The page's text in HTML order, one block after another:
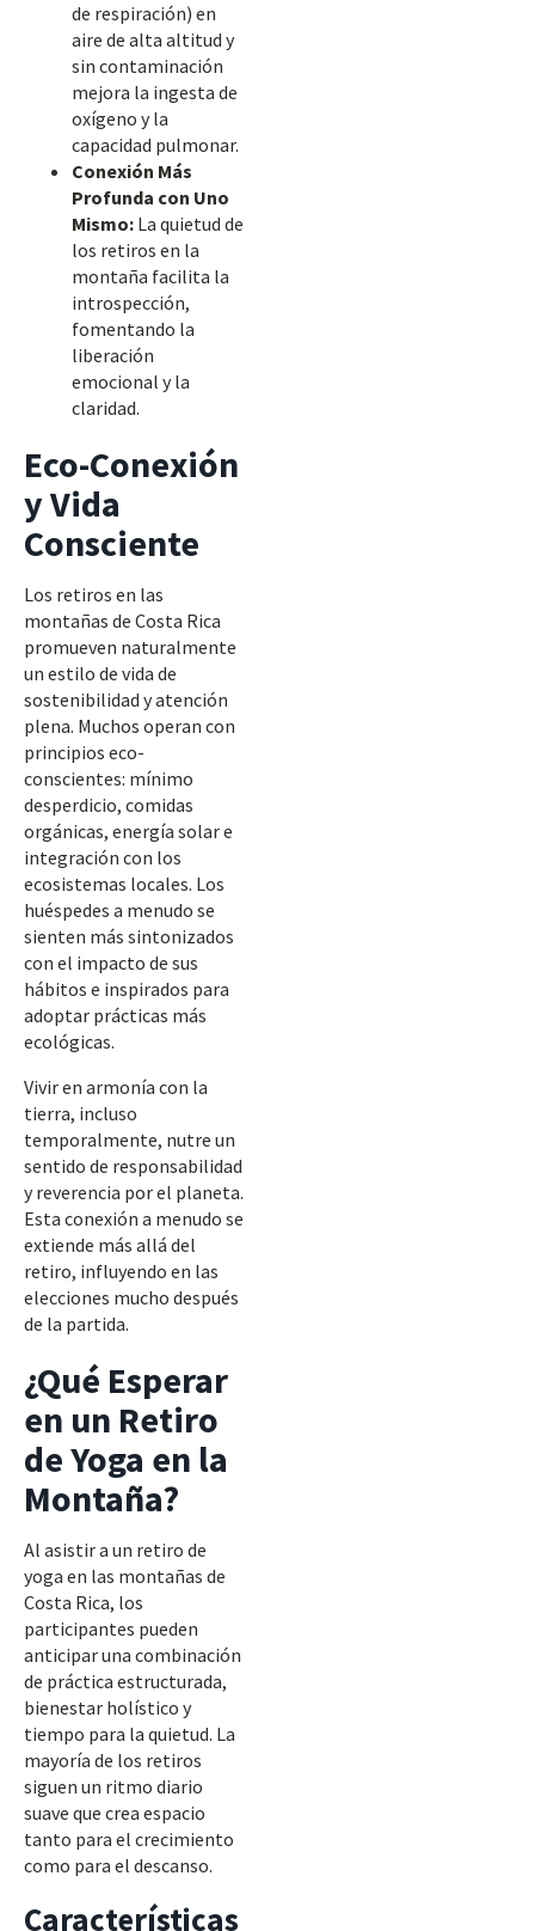
de respiración) en
aire de alta altitud y
sin contaminación
mejora la ingesta de
oxígeno y la
capacidad pulmonar.
Conexión Más
Profunda con Uno
Mismo: La quietud de
los retiros en la
montaña facilita la
introspección,
fomentando la
liberación
emocional y la
claridad.
Eco-Conexión
y Vida
Consciente
Los retiros en las
montañas de Costa Rica
promueven naturalmente
un estilo de vida de
sostenibilidad y atención
plena. Muchos operan con
principios eco-
conscientes: mínimo
desperdicio, comidas
orgánicas, energía solar e
integración con los
ecosistemas locales. Los
huéspedes a menudo se
sienten más sintonizados
con el impacto de sus
hábitos e inspirados para
adoptar prácticas más
ecológicas.
Vivir en armonía con la
tierra, incluso
temporalmente, nutre un
sentido de responsabilidad
y reverencia por el planeta.
Esta conexión a menudo se
extiende más allá del
retiro, influyendo en las
elecciones mucho después
de la partida.
¿Qué Esperar
en un Retiro
de Yoga en la
Montaña?
Al asistir a un retiro de
yoga en las montañas de
Costa Rica, los
participantes pueden
anticipar una combinación
de práctica estructurada,
bienestar holístico y
tiempo para la quietud. La
mayoría de los retiros
siguen un ritmo diario
suave que crea espacio
tanto para el crecimiento
como para el descanso.
Características